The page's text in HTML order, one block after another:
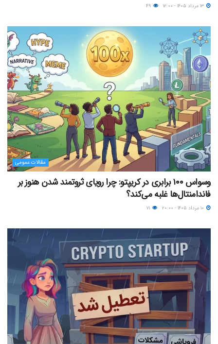
مقالات عمومی
وسواس ۱۰۰ برابری در کریپتو: چرا رویای ثروتمند شدن هنوز بر
فاندامنتال‌ها غلبه می‌کند؟